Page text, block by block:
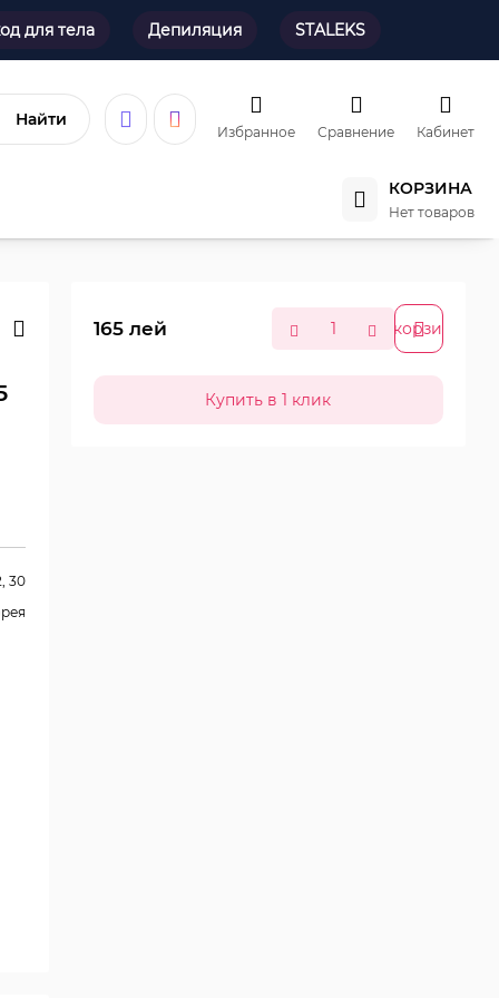
для тела Депиляция STALEKS
Найти
Избранное Сравнение Кабинет
КОРЗИНА
Нет товаров
165лей В корзину
30